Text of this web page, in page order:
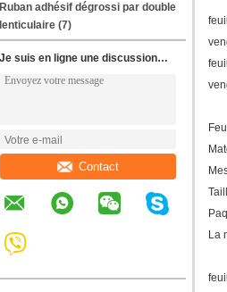
Ruban adhésif dégrossi par double
lenticulaire (7)
Je suis en ligne une discussion en ligne
Contact
La